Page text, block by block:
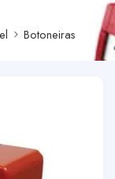
Botoneiras